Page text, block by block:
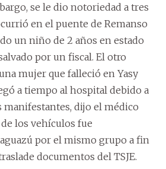
se le dio notoriedad a tres
en el puente de Remanso
un niño de 2 años en estado
por un fiscal. El otro
mujer que falleció en Yasy
a tiempo al hospital debido a
manifestantes, dijo el médico
los vehículos fue
por el mismo grupo a fin
documentos del TSJE.